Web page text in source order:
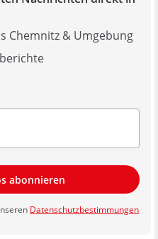
Chemnitz & Umgebung
abonnieren
Datenschutzbestimmungen